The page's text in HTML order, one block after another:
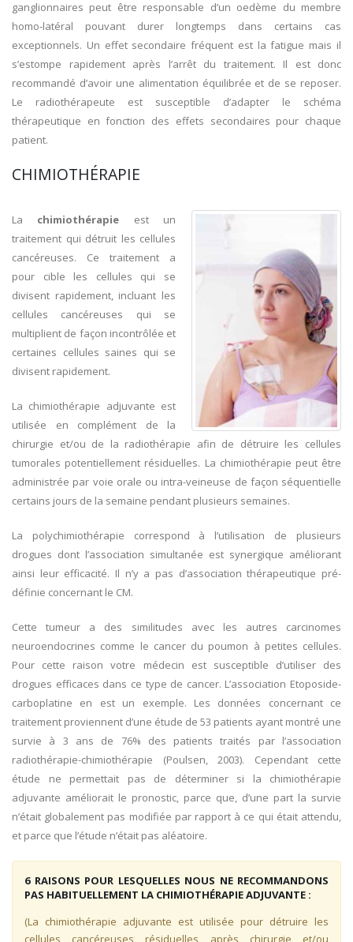
ganglionnaires peut être responsable d’un oedème du membre
homo-latéral pouvant durer longtemps dans certains cas
exceptionnels. Un effet secondaire fréquent est la fatigue mais il
s’estompe rapidement après l’arrêt du traitement. Il est donc
recommandé d’avoir une alimentation équilibrée et de se reposer.
Le radiothérapeute est susceptible d’adapter le schéma
thérapeutique en fonction des effets secondaires pour chaque
patient.
CHIMIOTHÉRAPIE
La chimiothérapie est un
traitement qui détruit les cellules
cancéreuses. Ce traitement a
pour cible les cellules qui se
divisent rapidement, incluant les
cellules cancéreuses qui se
multiplient de façon incontrôlée et
certaines cellules saines qui se
divisent rapidement.
La chimiothérapie adjuvante est
utilisée en complément de la
chirurgie et/ou de la radiothérapie afin de détruire les cellules
tumorales potentiellement résiduelles. La chimiothérapie peut être
administrée par voie orale ou intra-veineuse de façon séquentielle
certains jours de la semaine pendant plusieurs semaines.
La polychimiothérapie correspond à l’utilisation de plusieurs
drogues dont l’association simultanée est synergique améliorant
ainsi leur efficacité. Il n’y a pas d’association thérapeutique pré-
définie concernant le CM.
Cette tumeur a des similitudes avec les autres carcinomes
neuroendocrines comme le cancer du poumon à petites cellules.
Pour cette raison votre médecin est susceptible d’utiliser des
drogues efficaces dans ce type de cancer. L’association Etoposide-
carboplatine en est un exemple. Les données concernant ce
traitement proviennent d’une étude de 53 patients ayant montré une
survie à 3 ans de 76% des patients traités par l’association
radiothérapie-chimiothérapie (Poulsen, 2003). Cependant cette
étude ne permettait pas de déterminer si la chimiothérapie
adjuvante améliorait le pronostic, parce que, d’une part la survie
n’était globalement pas modifiée par rapport à ce qui était attendu,
et parce que l’étude n’était pas aléatoire.
6 RAISONS POUR LESQUELLES NOUS NE RECOMMANDONS
PAS HABITUELLEMENT LA CHIMIOTHÉRAPIE ADJUVANTE :
(La chimiothérapie adjuvante est utilisée pour détruire les
cellules cancéreuses résiduelles après chirurgie et/ou